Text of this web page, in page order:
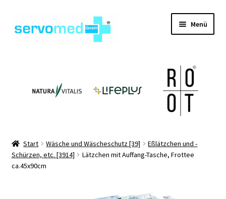
Navigation
Inhalt
Menü
öffnen
Pflegehilfsmittel
öffnen
Informationen
Start Wäsche und Wäscheschutz [39]
Eßlätzchen und -
Schürzen, etc. [3914]
Lätzchen mit Auffang-Tasche, Frottee
ca.45x90cm